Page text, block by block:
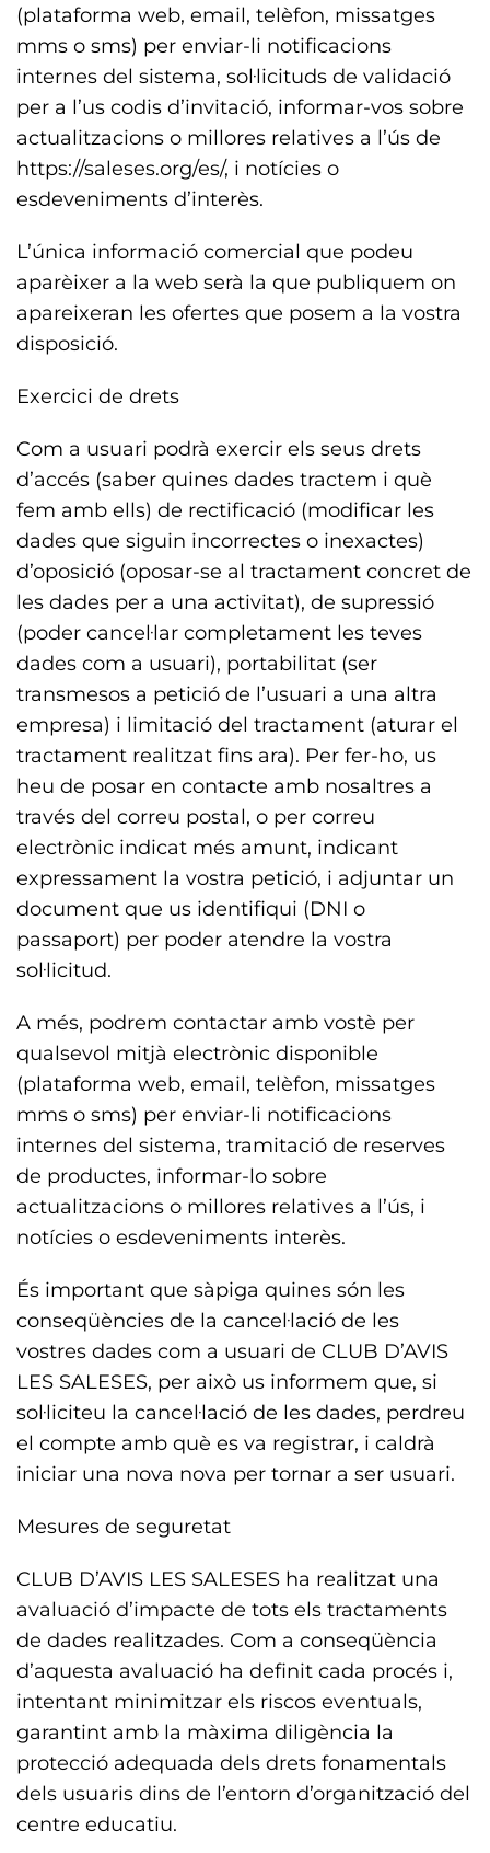
(plataforma web, email, telèfon, missatges
mms o sms) per enviar-li notificacions
internes del sistema, sol·licituds de validació
per a l’us codis d’invitació, informar-vos sobre
actualitzacions o millores relatives a l’ús de
https://saleses.org/es/, i notícies o
esdeveniments d’interès.
L’única informació comercial que podeu
aparèixer a la web serà la que publiquem on
apareixeran les ofertes que posem a la vostra
disposició.
Exercici de drets
Com a usuari podrà exercir els seus drets
d’accés (saber quines dades tractem i què
fem amb ells) de rectificació (modificar les
dades que siguin incorrectes o inexactes)
d’oposició (oposar-se al tractament concret de
les dades per a una activitat), de supressió
(poder cancel·lar completament les teves
dades com a usuari), portabilitat (ser
transmesos a petició de l’usuari a una altra
empresa) i limitació del tractament (aturar el
tractament realitzat fins ara). Per fer-ho, us
heu de posar en contacte amb nosaltres a
través del correu postal, o per correu
electrònic indicat més amunt, indicant
expressament la vostra petició, i adjuntar un
document que us identifiqui (DNI o
passaport) per poder atendre la vostra
sol·licitud.
A més, podrem contactar amb vostè per
qualsevol mitjà electrònic disponible
(plataforma web, email, telèfon, missatges
mms o sms) per enviar-li notificacions
internes del sistema, tramitació de reserves
de productes, informar-lo sobre
actualitzacions o millores relatives a l’ús, i
notícies o esdeveniments interès.
És important que sàpiga quines són les
conseqüències de la cancel·lació de les
vostres dades com a usuari de CLUB D’AVIS
LES SALESES, per això us informem que, si
sol·liciteu la cancel·lació de les dades, perdreu
el compte amb què es va registrar, i caldrà
iniciar una nova nova per tornar a ser usuari.
Mesures de seguretat
CLUB D’AVIS LES SALESES ha realitzat una
avaluació d’impacte de tots els tractaments
de dades realitzades. Com a conseqüència
d’aquesta avaluació ha definit cada procés i,
intentant minimitzar els riscos eventuals,
garantint amb la màxima diligència la
protecció adequada dels drets fonamentals
dels usuaris dins de l’entorn d’organització del
centre educatiu.